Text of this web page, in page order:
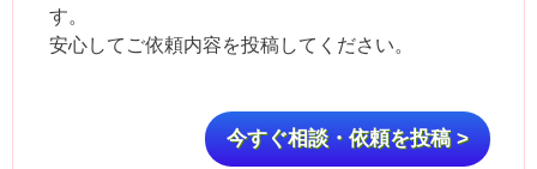
す。
安心してご依頼内容を投稿してください。
今すぐ相談・依頼を投稿 >